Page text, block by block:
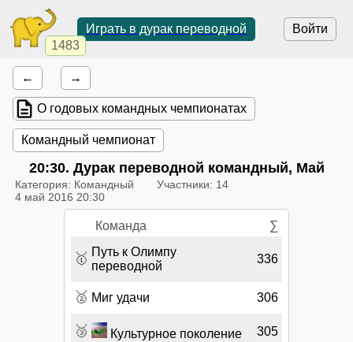
1483
Войти
Играть в дурак переводной
← →
О годовых командных чемпионатах
Командный чемпионат
20:30. Дурак переводной командный, Май
Категория: Командный
Участники: 14
4 май 2016 20:30
Команда ∑
🥇 Путь к Олимпу
переводной
336
🥈 Миг удачи 306
🥉 Культурное поколение 305